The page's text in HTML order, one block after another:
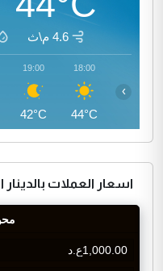
4.6 م\ث
18:00
44°C
19:00
42°C
›
اسعار العملات بالدينار